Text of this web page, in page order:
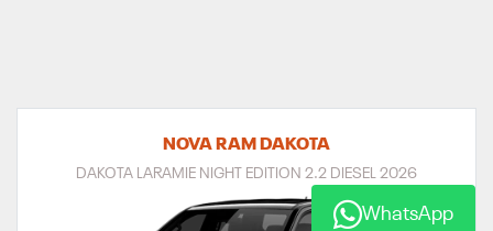
NOVA RAM DAKOTA
DAKOTA LARAMIE NIGHT EDITION 2.2 DIESEL 2026
WhatsApp